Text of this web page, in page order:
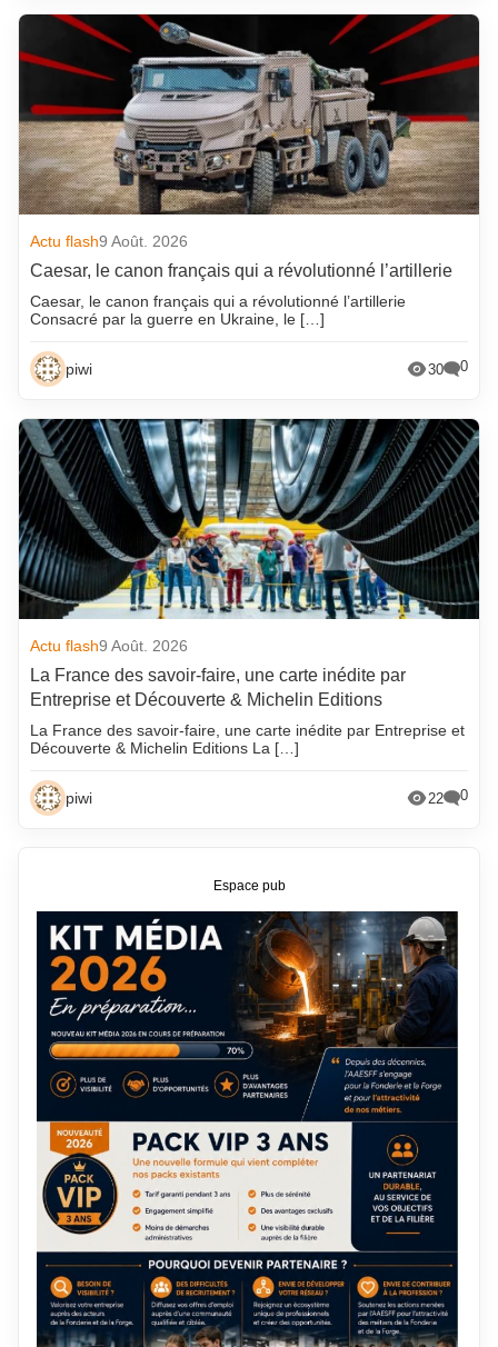
Actu flash9 Août. 2026
Caesar, le canon français qui a révolutionné l’artillerie
Caesar, le canon français qui a révolutionné l’artillerie
Consacré par la guerre en Ukraine, le […]
piwi 30 0
Actu flash9 Août. 2026
La France des savoir-faire, une carte inédite par
Entreprise et Découverte & Michelin Editions
La France des savoir-faire, une carte inédite par Entreprise et
Découverte & Michelin Editions La […]
piwi 22 0
Espace pub